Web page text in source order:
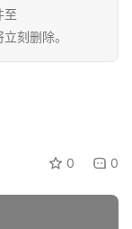
至
刻删除。
0 0